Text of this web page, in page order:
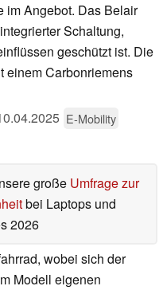
im Angebot. Das Belair
Schaltung,
geschützt ist. Die
einem Carbonriemens
E-Mobility
große Umfrage zur
bei Laptops und
2026
wobei sich der
Modell eigenen